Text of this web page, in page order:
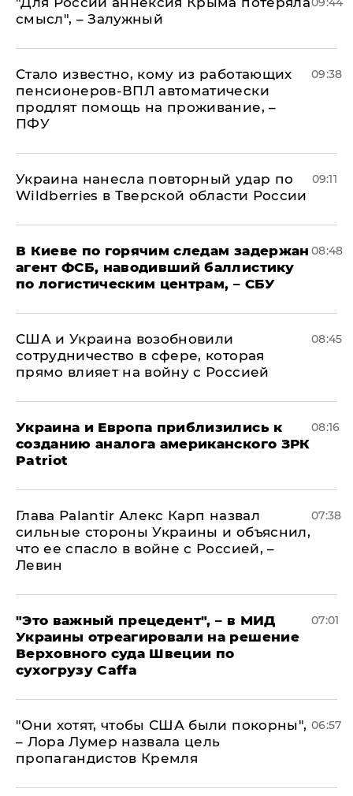
смысл", – Залужный
Стало известно, кому из работающих
пенсионеров-ВПЛ автоматически
продлят помощь на проживание, –
ПФУ
09:38
Украина нанесла повторный удар по
Wildberries в Тверской области России
09:11
В Киеве по горячим следам задержан
агент ФСБ, наводивший баллистику
по логистическим центрам, – СБУ
08:48
США и Украина возобновили
сотрудничество в сфере, которая
прямо влияет на войну с Россией
08:45
Украина и Европа приблизились к
созданию аналога американского ЗРК
Patriot
08:16
Глава Palantir Алекс Карп назвал
сильные стороны Украины и объяснил,
что ее спасло в войне с Россией, –
Левин
07:38
"Это важный прецедент", – в МИД
Украины отреагировали на решение
Верховного суда Швеции по
сухогрузу Caffa
07:01
"Они хотят, чтобы США были покорны",
– Лора Лумер назвала цель
пропагандистов Кремля
06:57